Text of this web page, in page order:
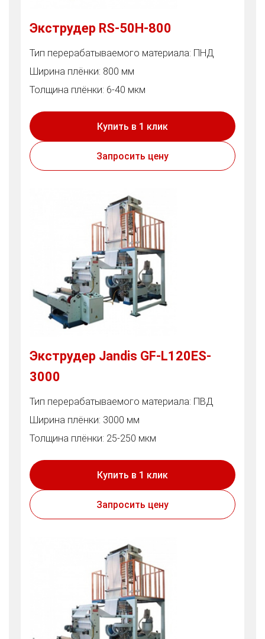
Экструдер RS-50H-800
Тип перерабатываемого материала: ПНД
Ширина плёнки: 800 мм
Толщина плёнки: 6-40 мкм
Купить в 1 клик
Запросить цену
Экструдер Jandis GF-L120ES-
3000
Тип перерабатываемого материала: ПВД
Ширина плёнки: 3000 мм
Толщина плёнки: 25-250 мкм
Купить в 1 клик
Запросить цену